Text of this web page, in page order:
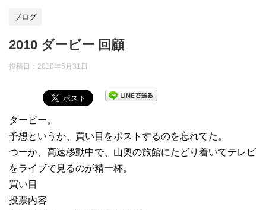
ブログ
2010 ダービー 回顧
投稿日： 2010年5月31日
ダービー。
予想というか、買い目をポストするのを忘れてた。
つーか、高速移動中で、山奥の旅館にたどり着いてテレビ
をライブで見るのが精一杯。
買い目
投票内容